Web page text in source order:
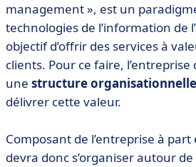
management », est un
technologies de l’information de
objectif d’offrir des services à
clients. Pour ce faire,
une structure organisationnelle
délivrer cette valeur.
Composant de l’entreprise à
devra donc s’organiser autour